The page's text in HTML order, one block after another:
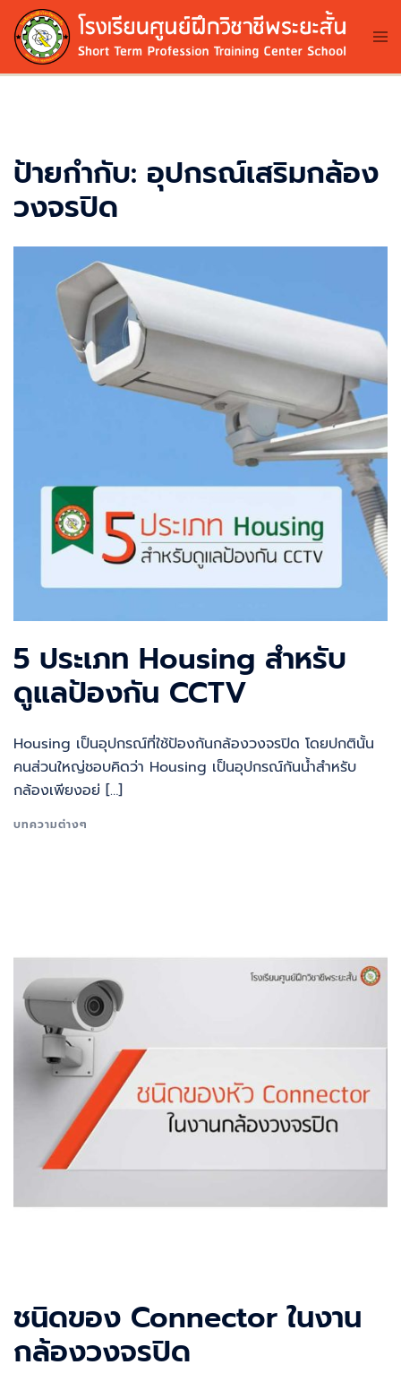
Skip
content
ป้ายกำกับ: อุปกรณ์เสริมกล้อง
วงจรปิด
5 ประเภท Housing สำหรับ
ดูแลป้องกัน CCTV
Housing เป็นอุปกรณ์ที่ใช้ป้องกันกล้องวงจรปิด โดยปกตินั้น
คนส่วนใหญ่ชอบคิดว่า Housing เป็นอุปกรณ์กันน้ำสำหรับ
กล้องเพียงอย่ […]
บทความต่างๆ
ชนิดของ Connector ในงาน
กล้องวงจรปิด